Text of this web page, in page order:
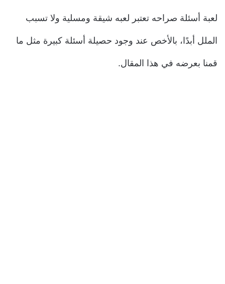
لعبة أسئلة صراحه تعتبر لعبه شيقة ومسلية ولا تسبب
الملل أبدًا، بالأخص عند وجود حصيلة أسئلة كبيرة مثل ما
قمنا بعرضه في هذا المقال.